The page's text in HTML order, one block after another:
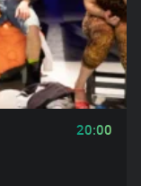
20:00